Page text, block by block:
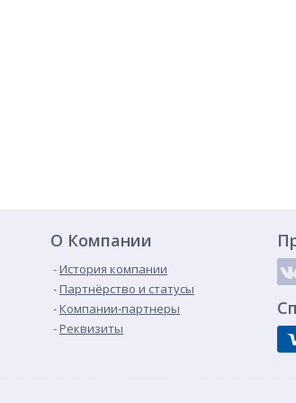
О Компании
История компании
Партнёрство и статусы
Компании-партнеры
Реквизиты